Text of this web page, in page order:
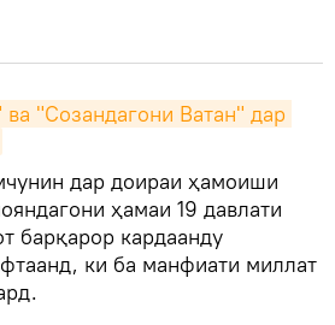
"Созандагони Ватан" дар
дар доираи ҳамоиши
ҳамаи 19 давлати
барқарор кардаанду
ки ба манфиати миллат